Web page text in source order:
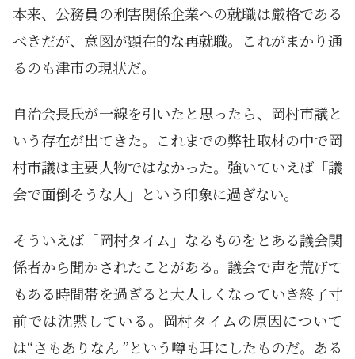
本来、公務員の利害関係企業への就職は厳格である
べきだが、意図が顕在的な再就職。これがまかり通
るのも津市の現状だ。
自治会長氏が一線を引いたと思ったら、岡村市議と
いう存在が出てきた。これまでの弊社取材の中で岡
村市議は主要人物ではなかった。強いていえば「議
会で面倒そうな人」という印象に過ぎない。
そういえば「岡村タイム」なるものをとある議会関
係者から聞かされたことがある。議会で声を荒げて
もある時間帯を過ぎると大人しくなっていき終了寸
前では沈黙している。岡村タイムの原因について
は“さもありなん ”という噂も耳にしたものだ。ある